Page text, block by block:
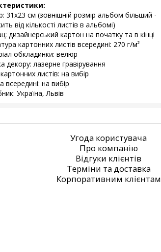
31x23 см (зовнішній розмір альбом більший -
від кількості листів в альбомі)
дизайнерський картон на початку та в кінці
картонних листів всередині: 270 г/м²
обкладинки: велюр
декору: лазерне гравірування
листів: на вибір
всередині: на вибір
Україна, Львів
Угода користувача
Про компанію
Відгуки клієнтів
Терміни та доставка
Корпоративним клієнтам